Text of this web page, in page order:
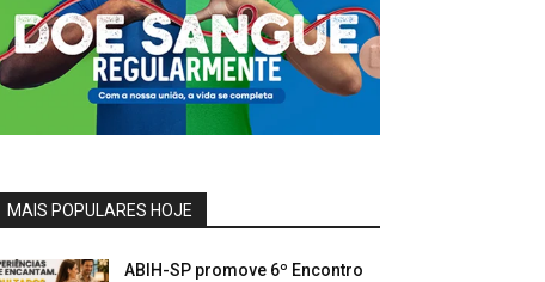
MAIS POPULARES HOJE
ABIH-SP promove 6º Encontro